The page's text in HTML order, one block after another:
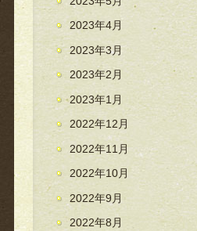
2023年4月
2023年3月
2023年2月
2023年1月
2022年12月
2022年11月
2022年10月
2022年9月
2022年8月